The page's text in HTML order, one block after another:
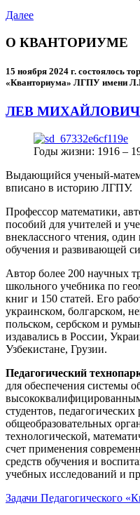
Далее
О КВАНТОРИУМЕ
15 ноября 2024 г. состоялось
«Кванториума» ЛГПУ имени
ЛЕВ
Годы жизни: 1916 –
Выдающийся ученый-
вписано в историю ЛГПУ.
Профессор математики,
пособий для учителей и
внеклассного чтения,
обучения и развивающей
Автор более 200 научных
школьного учебника по
книг и 150 статей. Его
украинском, болгарском,
польском, сербском и
издавались в России,
Узбекистане, Грузии.
Педагогический
для обеспечения системы
студентов,
общеобразовательных
технологической,
счет применения
средств обучения и
учебных исследований и
Задачи Педагогического